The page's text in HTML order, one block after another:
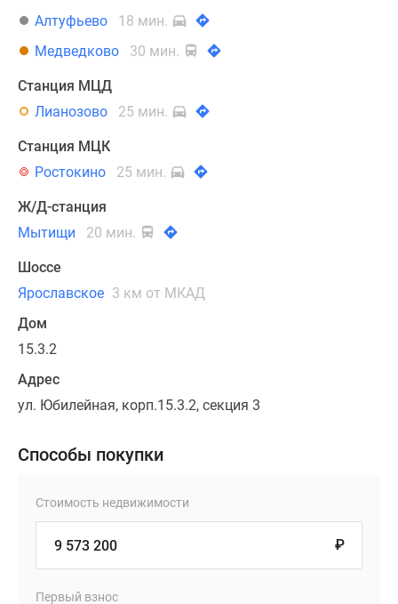
Алтуфьево
18 мин.
Медведково
30 мин.
Станция МЦД
Лианозово
25 мин.
Станция МЦК
Ростокино
25 мин.
Ж/Д-станция
Мытищи
20 мин.
Шоссе
Ярославское 3 км от МКАД
Дом
15.3.2
Адрес
ул. Юбилейная, корп.15.3.2, секция 3
Способы покупки
Стоимость недвижимости
₽
Первый взнос